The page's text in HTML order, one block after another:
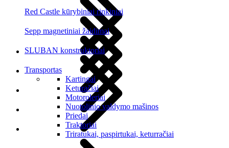
Red Castle kūrybiniai rinkiniai
Sepp magnetiniai žaidimai
SLUBAN konstruktoriai
Transportas
Kartingai
Keturačiai
Motoroleriai
Nuotolinio valdymo mašinos
Priedai
Traktoriai
Triratukai, paspirtukai, keturračiai